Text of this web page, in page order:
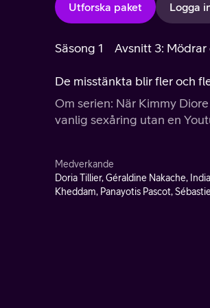
Utforska paket Logga
Säsong 1 Avsnitt 3:
De misstänkta blir fler och
Om serien: När Kimmy
vanlig sexåring utan en
Medverkande
Doria Tillier, Géraldine Nakache,
Kheddam, Panayotis Pascot,